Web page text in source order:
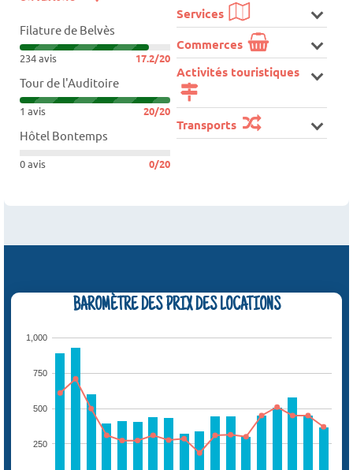
Filature de Belvès
234 avis 17.2/20
Tour de l'Auditoire
1 avis 20/20
Hôtel Bontemps
0 avis 0/20
Services
Commerces
Activités touristiques
Transports
BAROMÈTRE DES PRIX DES LOCATIONS
250
500
750
1,000